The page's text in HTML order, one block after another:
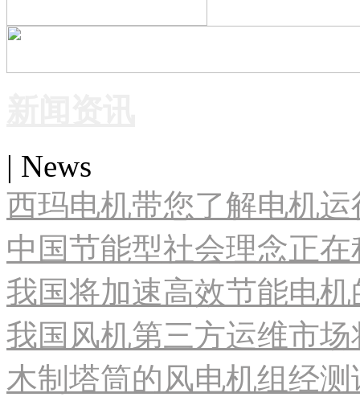
| News
西玛电机带您了解电机
中国节能型社会理念正
我国将加速高效节能电
我国风机第三方运维市
木制塔筒的风电机组经